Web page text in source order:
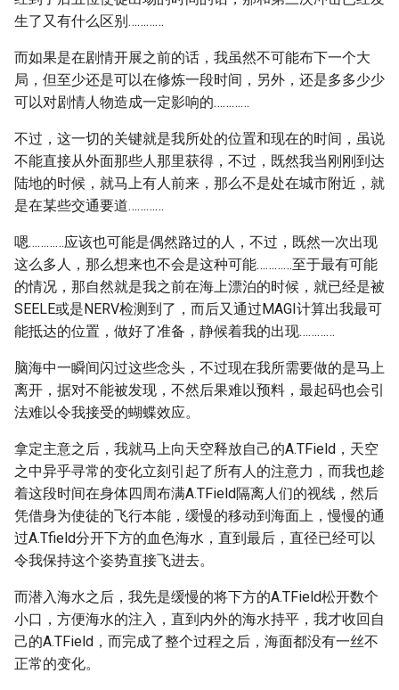
生了又有什么区别…………
而如果是在剧情开展之前的话，我虽然不可能布下一个大
局，但至少还是可以在修炼一段时间，另外，还是多多少少
可以对剧情人物造成一定影响的…………
不过，这一切的关键就是我所处的位置和现在的时间，虽说
不能直接从外面那些人那里获得，不过，既然我当刚刚到达
陆地的时候，就马上有人前来，那么不是处在城市附近，就
是在某些交通要道…………
嗯…………应该也可能是偶然路过的人，不过，既然一次出现
这么多人，那么想来也不会是这种可能…………至于最有可能
的情况，那自然就是我之前在海上漂泊的时候，就已经是被
SEELE或是NERV检测到了，而后又通过MAGI计算出我最可
能抵达的位置，做好了准备，静候着我的出现…………
脑海中一瞬间闪过这些念头，不过现在我所需要做的是马上
离开，据对不能被发现，不然后果难以预料，最起码也会引
法难以令我接受的蝴蝶效应。
拿定主意之后，我就马上向天空释放自己的A.TField，天空
之中异乎寻常的变化立刻引起了所有人的注意力，而我也趁
着这段时间在身体四周布满A.TField隔离人们的视线，然后
凭借身为使徒的飞行本能，缓慢的移动到海面上，慢慢的通
过A.Tfield分开下方的血色海水，直到最后，直径已经可以
令我保持这个姿势直接飞进去。
而潜入海水之后，我先是缓慢的将下方的A.TField松开数个
小口，方便海水的注入，直到内外的海水持平，我才收回自
己的A.TField，而完成了整个过程之后，海面都没有一丝不
正常的变化。